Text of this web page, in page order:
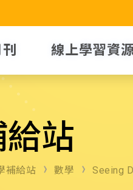
線上學習資
站
補給站 數學 Seeing